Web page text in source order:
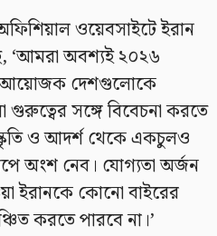
ওয়েবসাইটে ইরান
‘আমরা অবশ্যই ২০২৬
আয়োজক দেশগুলোকে
সঙ্গে বিবেচনা করতে
ও আদর্শ থেকে একচুলও
অংশ নেব। যোগ্যতা অর্জন
ইরানকে কোনো বাইরের
করতে পারবে না।’